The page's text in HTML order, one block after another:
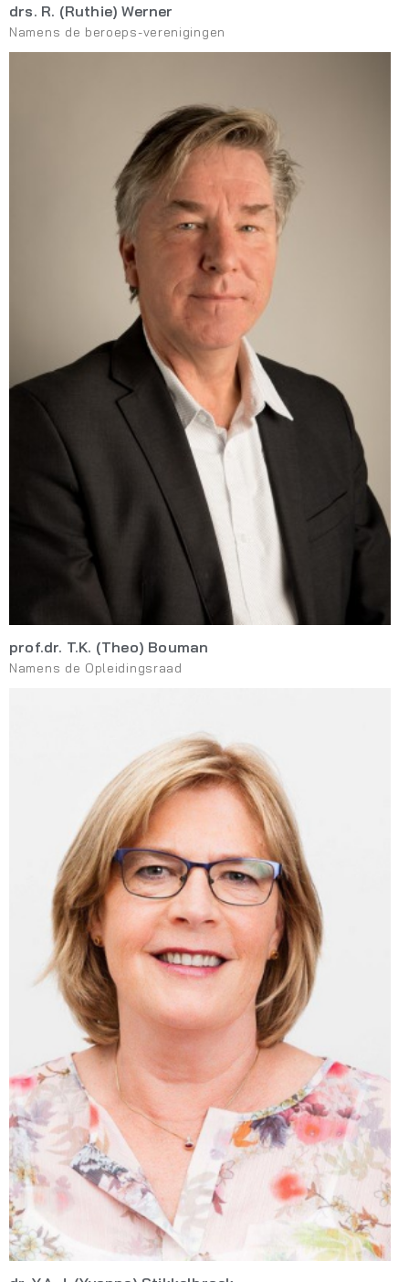
drs. R. (Ruthie) Werner
Namens de beroeps-verenigingen
prof.dr. T.K. (Theo) Bouman
Namens de Opleidingsraad